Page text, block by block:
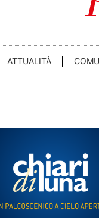
ATTUALITÀ